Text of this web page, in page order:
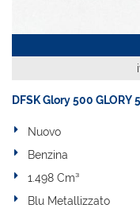
DFSK Glory 500 GLORY
Nuovo
Benzina
1.498 Cm³
Blu Metallizzato